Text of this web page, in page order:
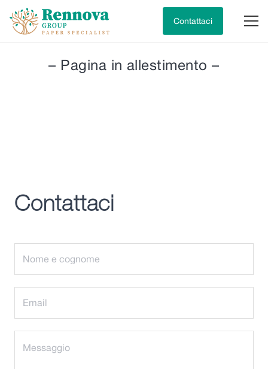
Contattaci
– Pagina in allestimento –
Contattaci